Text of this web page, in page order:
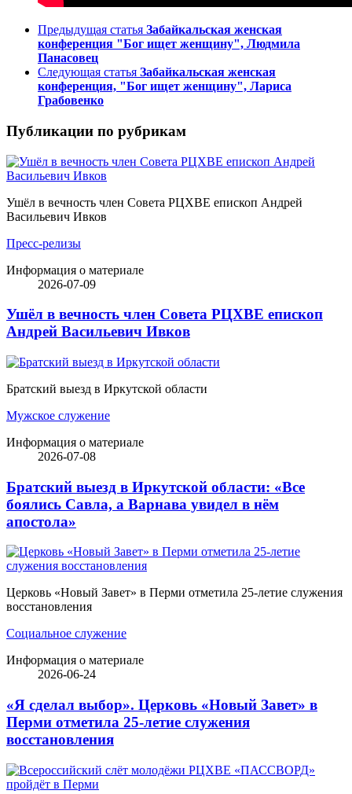
Предыдущая статья Забайкальская женская
конференция "Бог ищет женщину", Людмила
Панасовец
Следующая статья Забайкальская женская
конференция, "Бог ищет женщину", Лариса
Грабовенко
Публикации по рубрикам
Ушёл в вечность член Совета РЦХВЕ епископ Андрей
Васильевич Ивков
Пресс-релизы
Информация о материале
2026-07-09
Ушёл в вечность член Совета РЦХВЕ епископ
Андрей Васильевич Ивков
Братский выезд в Иркутской области
Мужское служение
Информация о материале
2026-07-08
Братский выезд в Иркутской области: «Все
боялись Савла, а Варнава увидел в нём
апостола»
Церковь «Новый Завет» в Перми отметила 25-летие служения
восстановления
Социальное служение
Информация о материале
2026-06-24
«Я сделал выбор». Церковь «Новый Завет» в
Перми отметила 25-летие служения
восстановления